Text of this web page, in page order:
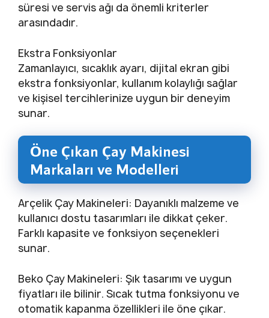
süresi ve servis ağı da önemli kriterler
arasındadır.
Ekstra Fonksiyonlar
Zamanlayıcı, sıcaklık ayarı, dijital ekran gibi
ekstra fonksiyonlar, kullanım kolaylığı sağlar
ve kişisel tercihlerinize uygun bir deneyim
sunar.
Öne Çıkan Çay Makinesi
Markaları ve Modelleri
Arçelik Çay Makineleri: Dayanıklı malzeme ve
kullanıcı dostu tasarımları ile dikkat çeker.
Farklı kapasite ve fonksiyon seçenekleri
sunar.
Beko Çay Makineleri: Şık tasarımı ve uygun
fiyatları ile bilinir. Sıcak tutma fonksiyonu ve
otomatik kapanma özellikleri ile öne çıkar.